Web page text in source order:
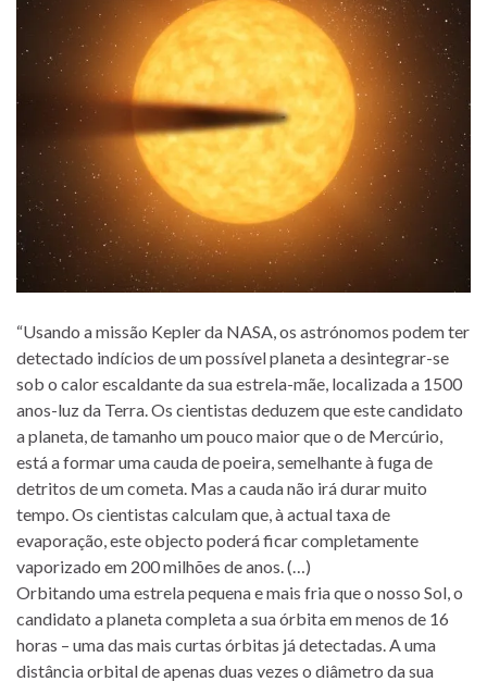
“Usando a missão Kepler da NASA, os astrónomos podem ter
detectado indícios de um possível planeta a desintegrar-se
sob o calor escaldante da sua estrela-mãe, localizada a 1500
anos-luz da Terra. Os cientistas deduzem que este candidato
a planeta, de tamanho um pouco maior que o de Mercúrio,
está a formar uma cauda de poeira, semelhante à fuga de
detritos de um cometa. Mas a cauda não irá durar muito
tempo. Os cientistas calculam que, à actual taxa de
evaporação, este objecto poderá ficar completamente
vaporizado em 200 milhões de anos. (…)
Orbitando uma estrela pequena e mais fria que o nosso Sol, o
candidato a planeta completa a sua órbita em menos de 16
horas – uma das mais curtas órbitas já detectadas. A uma
distância orbital de apenas duas vezes o diâmetro da sua